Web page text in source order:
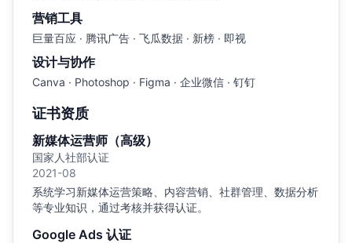
营销工具
巨量百应 · 腾讯广告 · 飞瓜数据 · 新榜 · 即视
设计与协作
Canva · Photoshop · Figma · 企业微信 · 钉钉
证书资质
新媒体运营师（高级）
国家人社部认证
2021-08
系统学习新媒体运营策略、内容营销、社群管理、数据分析
等专业知识，通过考核并获得认证。
Google Ads 认证